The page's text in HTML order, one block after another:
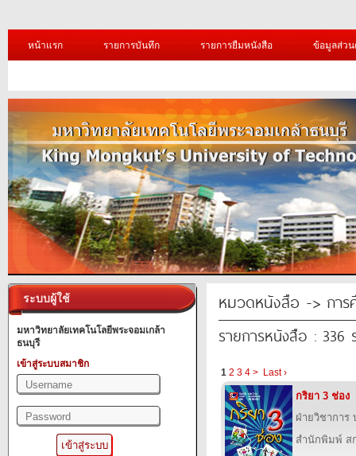
หน้าแรก รายการบันทึก รายการยืมหนังสือ ข้อมูลส่ว
ระบบผู้ใช้
มหาวิทยาลัยเทคโนโลยีพระจอมเกล้า
ธนบุรี
เข้าสู่ระบบสมาชิก
หมวดหนังสือ -> การ
รายการหนังสือ : 336
1 2 3 4 > Last ›
กริยา 3 ช่อง
ฝ่ายวิชาการ
สำนักพิมพ์ ส